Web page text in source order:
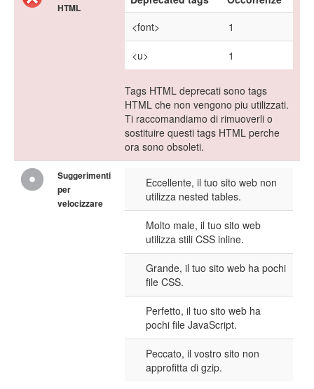
HTML
<font>
1
<u> 1
Tags HTML deprecati sono tags
HTML che non vengono piu utilizzati.
Ti raccomandiamo di rimuoverli o
sostituire questi tags HTML perche
ora sono obsoleti.
Suggerimenti
per
velocizzare
Eccellente, il tuo sito web non
utilizza nested tables.
Molto male, il tuo sito web
utilizza stili CSS inline.
Grande, il tuo sito web ha pochi
file CSS.
Perfetto, il tuo sito web ha
pochi file JavaScript.
Peccato, il vostro sito non
approfitta di gzip.